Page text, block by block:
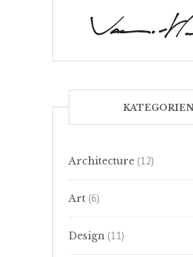
Architecture (12)
Art (6)
Design (11)